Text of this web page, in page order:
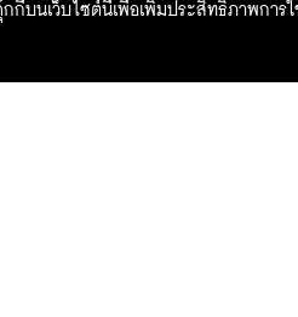
กี้บนเว็บไซต์นี้เพื่อเพิ่มประสิทธิภาพการ